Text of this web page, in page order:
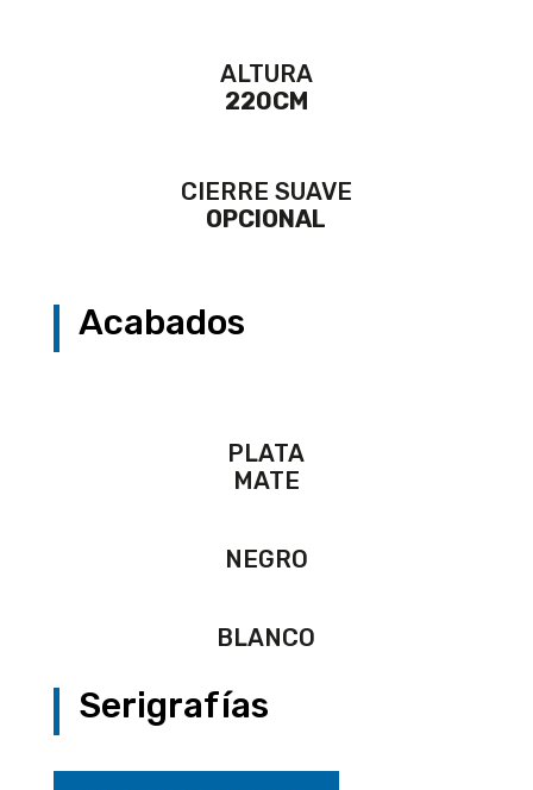
ALTURA
220CM
CIERRE SUAVE
OPCIONAL
Acabados
PLATA
MATE
NEGRO
BLANCO
Serigrafías